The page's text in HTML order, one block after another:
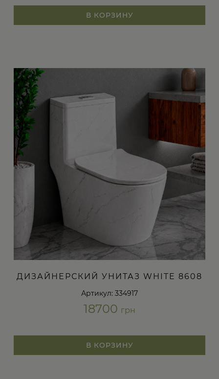
В КОРЗИНУ
ДИЗАЙНЕРСКИЙ УНИТАЗ WHITE 8608
Артикул: 334917
18700 грн
В КОРЗИНУ